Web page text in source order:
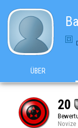
ÜBER
20
Novize